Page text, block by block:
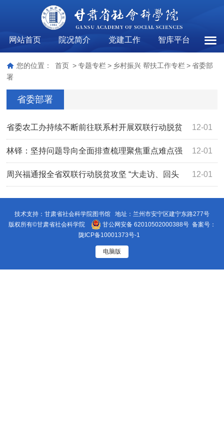
网站首页 院况简介 党建工作 智库平台
省委
您的位置： 首页 > 专题专栏 > 乡村振兴 帮扶工作专栏 > 省委部
署
省委部署
12-01
省委农工办持续不断前往联系村开展双联行动脱贫
攻坚“大走访、回头看”活动 12-01
林铎：坚持问题导向全面排查梳理聚焦重点难点强
化工作措施 确保贫困群众稳定脱贫持续增收 12-01
周兴福通报全省双联行动脱贫攻坚 “大走访、回头
看”活动进展情况
技术支持：甘肃省社会科学院图书馆 地址：兰州市安宁区建宁东路277号
版权所有©甘肃省社会科学院
甘公网安备 62010502000388号备案号：
陇ICP备10001373号-1
电脑版